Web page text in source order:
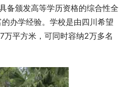
备颁发高等学历资格的综合性全
办学经验。学校是由四川希望
平方米，可同时容纳2万多名